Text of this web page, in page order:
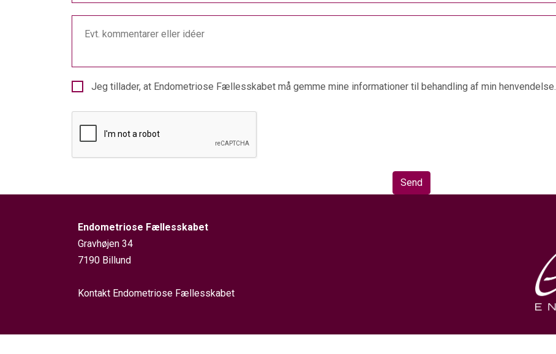
Evt. kommentarer eller idéer
Jeg tillader, at Endometriose Fællesskabet må gemme mine informationer til behandling af min henvendelse.
Send
Endometriose Fællesskabet
Gravhøjen 34
7190 Billund
Kontakt Endometriose Fællesskabet